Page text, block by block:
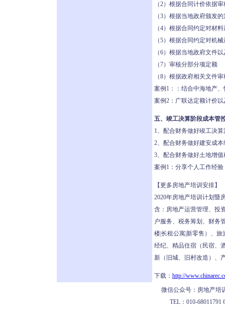
（2）根据合同计价依据
（3）根据当地政府颁发
（4）根据合同约定对材
（5）根据合同约定对机
（6）根据当地政府文件
（7）审核分部分项定额
（8）根据政府相关文件
案例1：：结合中海地产
案例2：广联达定额计价
五、竣工决算阶段成本管
1、配合财务做好竣工决
2、配合财务做好建安成本
3、配合财务做好土地增
案例1：分享个人工作经验
【更多房地产培训安排】
2020年房地产培训计划暨
含：房地产运营管理、投
户服务、税务筹划、财务
楼|长租公寓|新零售）、
经纪、精品住宿（民宿、
新（旧城、旧村改造）、
下载： http://
微信公众号：房地产培
TEL：010-68011791